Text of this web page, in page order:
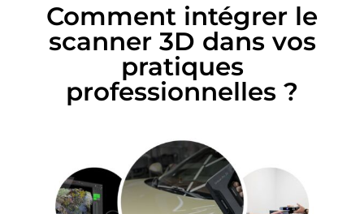
Comment intégrer le
scanner 3D dans vos
pratiques
professionnelles ?